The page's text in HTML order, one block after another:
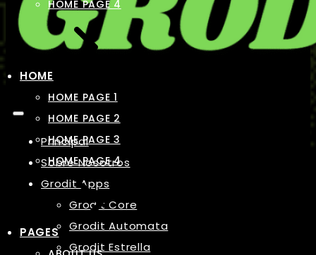
Principal
Sobre Nosotros
Grodit Apps
Grodit Core
Grodit Automata
Grodit Estrella
HOME PAGE 4
HOME
HOME PAGE 1
HOME PAGE 2
HOME PAGE 3
HOME PAGE 4
PAGES